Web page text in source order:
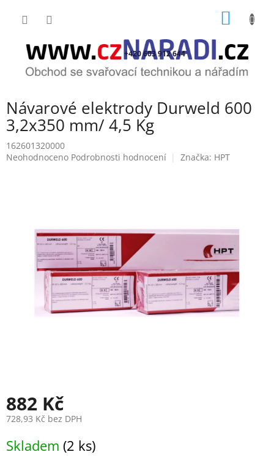
+420 603 912 644
Návarové elektrody Durweld 600
3,2x350 mm/ 4,5 Kg
162601320000
Průměrné
hvězdiček.
Neohodnoceno Podrobnosti hodnocení Značka: HPT
882 Kč
728,93 Kč bez DPH
cena:
Skladem (2 ks)